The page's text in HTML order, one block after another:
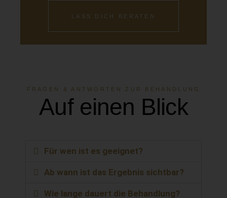
LASS DICH BERATEN
FRAGEN & ANTWORTEN ZUR BEHANDLUNG
Auf einen Blick
Für wen ist es geeignet?
Ab wann ist das Ergebnis sichtbar?
Wie lange dauert die Behandlung?​